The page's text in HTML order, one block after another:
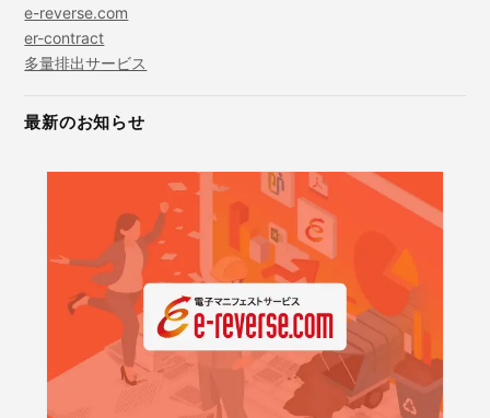
e-reverse.com
er-contract
多量排出サービス
最新のお知らせ